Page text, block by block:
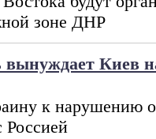
зоне ДНР
Киев
к нарушению
Россией